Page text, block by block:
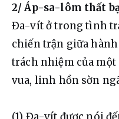
2/ Áp-sa-lôm thất
Đa-vít ở trong tình
chiến trận giữa
trách nhiệm của một
vua, linh hồn sờn